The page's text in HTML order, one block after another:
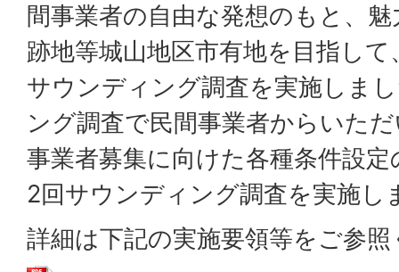
間事業者の自由な発想のもと、
跡地等城山地区市有地を目指し
サウンディング調査を実施しま
ング調査で民間事業者からいた
事業者募集に向けた各種条件設
2回サウンディング調査を実施し
詳細は下記の実施要領等をご参